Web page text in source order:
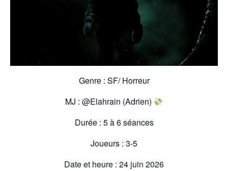
Genre : SF/ Horreur
MJ : @Elahrain (Adrien)
Durée : 5 à 6 séances
Joueurs : 3-5
Date et heure : 24 juin 2026